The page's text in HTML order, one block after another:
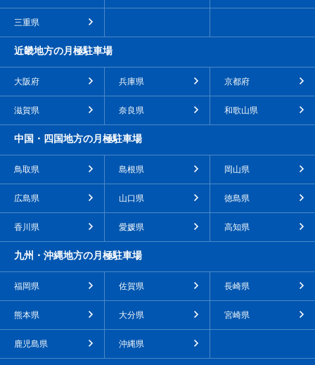
三重県
近畿地方の月極駐車場
大阪府 兵庫県 京都府
滋賀県 奈良県 和歌山県
中国・四国地方の月極駐車場
鳥取県 島根県 岡山県
広島県 山口県 徳島県
香川県 愛媛県 高知県
九州・沖縄地方の月極駐車場
福岡県 佐賀県 長崎県
熊本県 大分県 宮崎県
鹿児島県 沖縄県